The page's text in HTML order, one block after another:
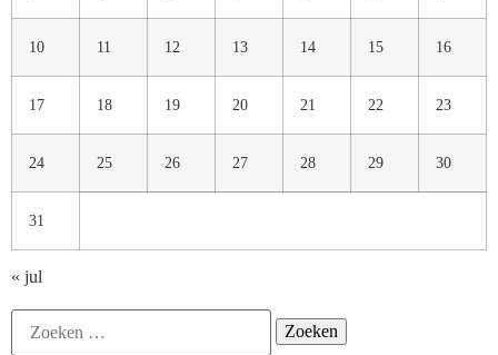
10 11 12 13 14 15 16
17 18 19 20 21 22 23
24 25 26 27 28 29 30
31
« jul